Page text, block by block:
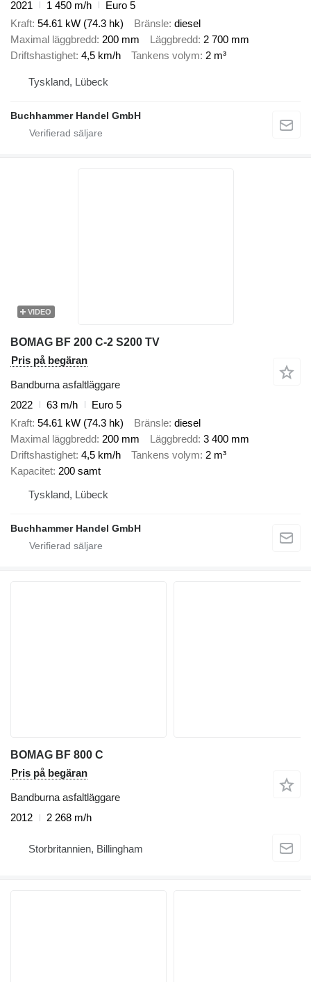
2021 1 450 m/h
Euro 5
Kraft 54.61 kW (74.3 hk) Bränsle diesel
Maximal läggbredd 200 mm Läggbredd 2 700 mm
Driftshastighet 4,5 km/h Tankens volym 2 m³
Tyskland, Lübeck
Buchhammer Handel GmbH
VIDEO
BOMAG BF 200 C-2 S200 TV
Pris på begäran
Bandburna asfaltläggare
2022
63 m/h
Euro 5
Kraft 54.61 kW (74.3 hk) Bränsle diesel
Maximal läggbredd 200 mm Läggbredd 3 400 mm
Driftshastighet 4,5 km/h Tankens volym 2 m³
Kapacitet 200 samt
Tyskland, Lübeck
Buchhammer Handel GmbH
BOMAG BF 800 C
Pris på begäran
Bandburna asfaltläggare
2012
2 268 m/h
Storbritannien, Billingham